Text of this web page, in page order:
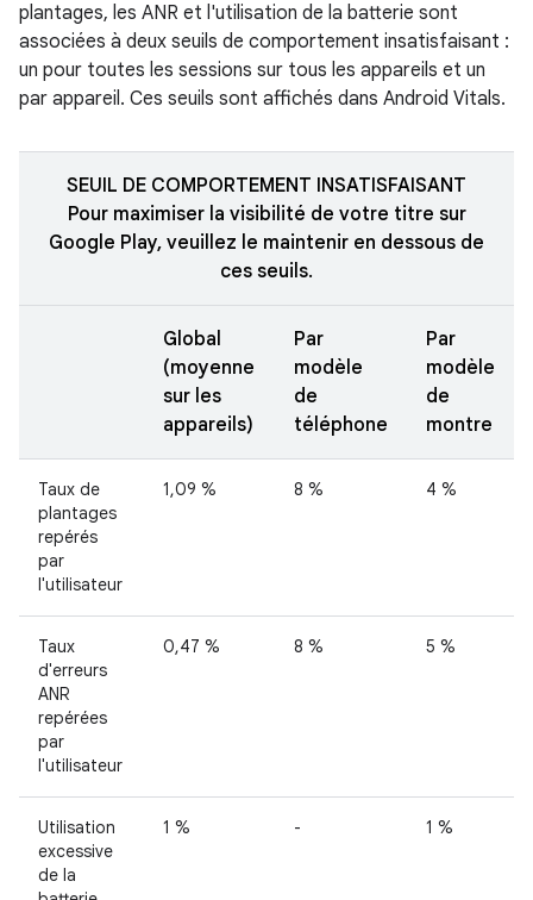
plantages, les ANR et l'utilisation de la batterie sont
associées à deux seuils de comportement insatisfaisant :
un pour toutes les sessions sur tous les appareils et un
par appareil. Ces seuils sont affichés dans Android Vitals.
SEUIL DE COMPORTEMENT INSATISFAISANT
Pour maximiser la visibilité de votre titre sur
Google Play, veuillez le maintenir en dessous de
ces seuils.
Global
(moyenne
sur les
appareils)
Par
modèle
de
téléphone
Par
modèle
de
montre
Taux de
plantages
repérés
par
l'utilisateur
1,09 % 8 % 4 %
Taux
d'erreurs
ANR
repérées
par
l'utilisateur
0,47 % 8 % 5 %
Utilisation
excessive
de la
1 % - 1 %